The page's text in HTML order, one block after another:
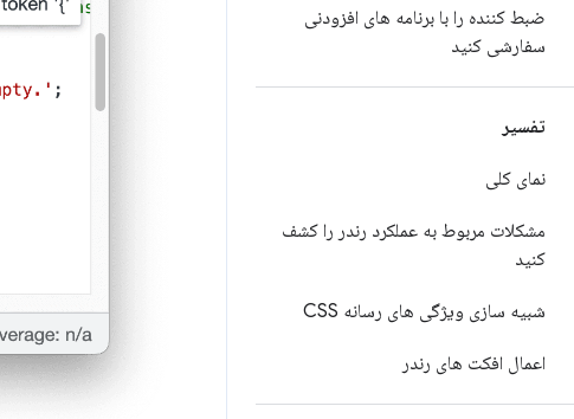
ضبط کننده را با برنامه های افزودنی
سفارشی کنید
تفسیر
نمای کلی
مشکلات مربوط به عملکرد رندر را کشف
کنید
شبیه سازی ویژگی های رسانه CSS
اعمال افکت های رندر